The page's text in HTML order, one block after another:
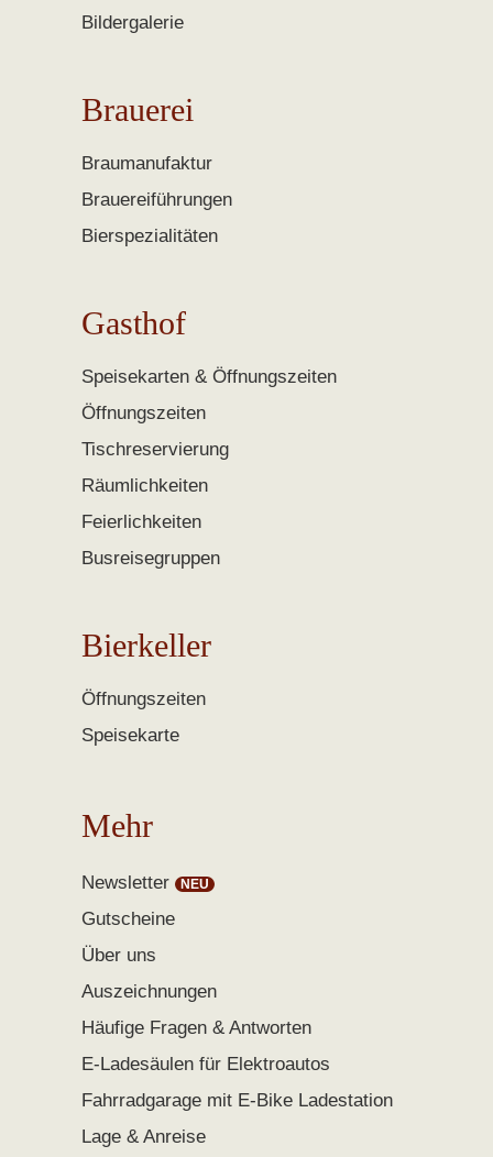
Bildergalerie
Brauerei
Braumanufaktur
Brauereiführungen
Bierspezialitäten
Gasthof
Speisekarten & Öffnungszeiten
Öffnungszeiten
Tischreservierung
Räumlichkeiten
Feierlichkeiten
Busreisegruppen
Bierkeller
Öffnungszeiten
Speisekarte
Mehr
Newsletter
Gutscheine
Über uns
Auszeichnungen
Häufige Fragen & Antworten
E-Ladesäulen für Elektroautos
Fahrradgarage mit E-Bike Ladestation
Lage & Anreise